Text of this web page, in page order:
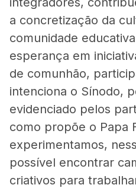
a concretização da
comunidade
esperança em
de comunhão,
intenciona o Sínodo,
evidenciado pelos
como propõe o Papa
experimentamos,
possível encontrar
criativos para